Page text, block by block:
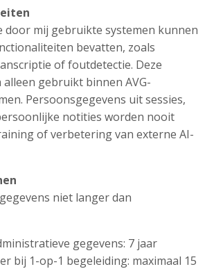
door mij gebruikte systemen kunnen
bevatten, zoals
of foutdetectie. Deze
gebruikt binnen AVG-
Persoonsgegevens uit sessies,
notities worden nooit
of verbetering van externe AI-
niet langer dan
gegevens: 7 jaar
bij 1-op-1 begeleiding: maximaal 15